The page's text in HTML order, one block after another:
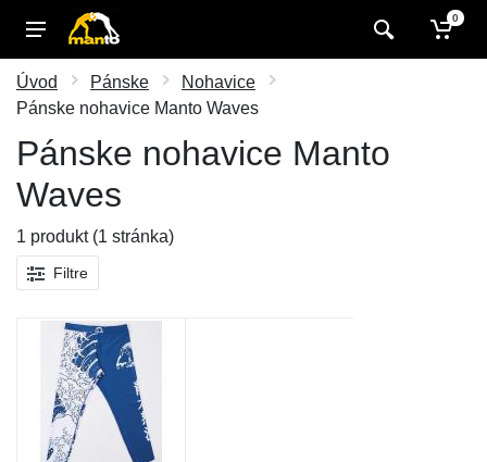
0
Úvod Pánske
Nohavice
Pánske nohavice Manto Waves
Pánske nohavice Manto
Waves
1 produkt (1 stránka)
Filtre